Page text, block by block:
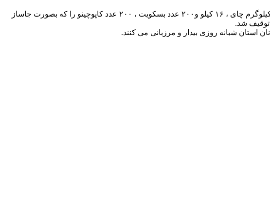
وی ادامه داد: در این راستا تعداد ۳۶ قطعه خودرو سنگین، ۲۱۳ عدد لوازم یدکی خودرو سنگین ، ۱۱۱ عدد مواد شوینده ، ۲۴ کیلوگرم چای ، ۱۶ کیلو و۲۰۰ عدد بسکویت ، ۲۰۰ عدد کاپوچینو را که بصورت جاساز
توقیف شد.
استان شبانه روزی بیدار و مرزبانی می کنند.